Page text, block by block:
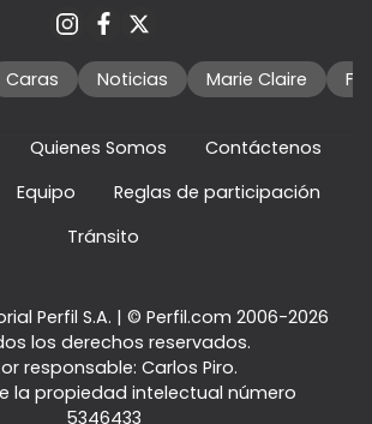
Caras Noticias Marie Claire
Quienes Somos
Contáctenos
Equipo
Reglas de participación
Tránsito
Perfil S.A. | © Perfil.com 2006-2026
los derechos reservados.
responsable: Carlos Piro.
la propiedad intelectual número
5346433